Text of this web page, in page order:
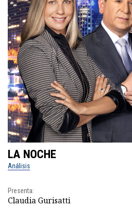
LA NOCHE
Análisis
Presenta:
Claudia Gurisatti